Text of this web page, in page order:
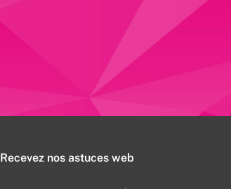
Recevez nos astuces web